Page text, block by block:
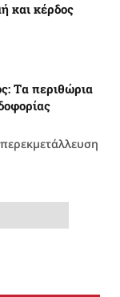
και κέρδος
Tα περιθώρια